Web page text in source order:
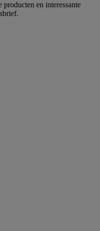
en interessante